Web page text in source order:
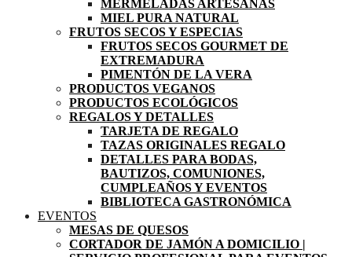
MERMELADAS ARTESANAS
MIEL PURA NATURAL
FRUTOS SECOS Y ESPECIAS
FRUTOS SECOS GOURMET DE
EXTREMADURA
PIMENTÓN DE LA VERA
PRODUCTOS VEGANOS
PRODUCTOS ECOLÓGICOS
REGALOS Y DETALLES
TARJETA DE REGALO
TAZAS ORIGINALES REGALO
DETALLES PARA BODAS,
BAUTIZOS, COMUNIONES,
CUMPLEAÑOS Y EVENTOS
BIBLIOTECA GASTRONÓMICA
EVENTOS
MESAS DE QUESOS
CORTADOR DE JAMÓN A DOMICILIO |